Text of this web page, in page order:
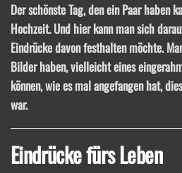
Der schönste Tag, den ein Paar haben
Hochzeit. Und hier kann man sich
Eindrücke davon festhalten möchte.
Bilder haben, vielleicht eines
können, wie es mal angefangen hat,
war.
Eindrücke fürs Leben